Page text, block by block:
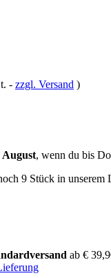
- zzgl. Versand )
August, wenn du bis
9 Stück in unserem
ab €